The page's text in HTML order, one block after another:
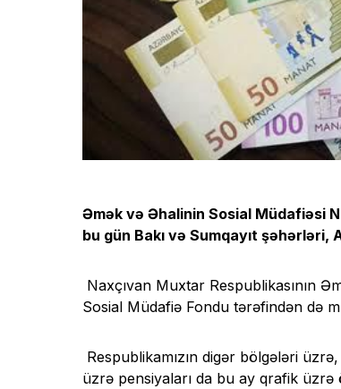
Əmək və Əhalinin Sosial Müdafiəsi
bu gün Bakı və Sumqayıt şəhərləri,
Naxçıvan Muxtar Respublikasının
Sosial Müdafiə Fondu tərəfindən də
Respublikamızın digər bölgələri
üzrə pensiyaları da bu ay qrafik üzrə